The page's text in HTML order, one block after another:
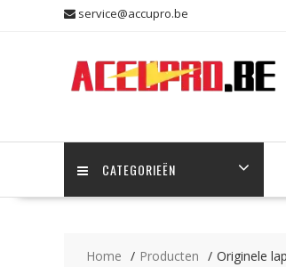
service@accupro.be
CATEGORIEËN
Home Producten Originele